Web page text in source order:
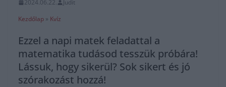
2024.06.22.
Judit
Kezdőlap » Kvíz
Ezzel a napi matek feladattal a
matematika tudásod tesszük próbára!
Lássuk, hogy sikerül? Sok sikert és jó
szórakozást hozzá!